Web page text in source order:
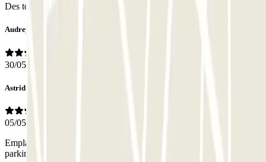
Des toilettes sont à disposition si besoin.
Audrey
30/05/2026
Astrid
05/05/2026
Emplacement parfait pour prendre la ligne de métro à proximité. Le
parking est facile d’accès et le personnel très aimable. Je